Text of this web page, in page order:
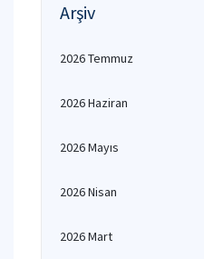
Arşiv
2026 Temmuz
2026 Haziran
2026 Mayıs
2026 Nisan
2026 Mart